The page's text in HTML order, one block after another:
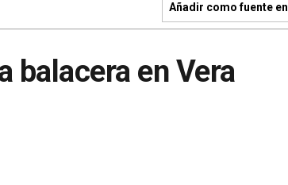
Añadir como fuente en
balacera en Vera